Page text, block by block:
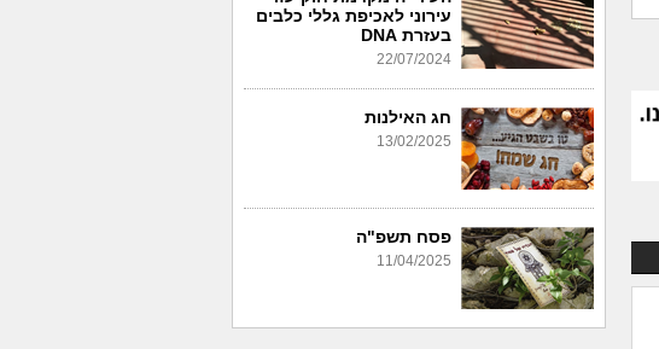
עירוני לאכיפת גללי כלבים
בעזרת DNA
22/07/2024
חג האילנות
13/02/2025
פסח תשפ"ה
11/04/2025